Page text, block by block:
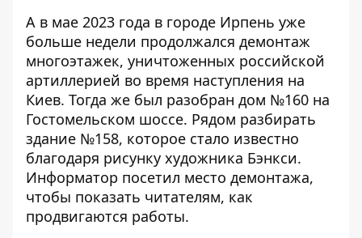
А в мае 2023 года в городе Ирпень уже
больше недели продолжался демонтаж
многоэтажек, уничтоженных российской
артиллерией во время наступления на
Киев. Тогда же был разобран дом №160 на
Гостомельском шоссе. Рядом разбирать
здание №158, которое стало известно
благодаря рисунку художника Бэнкси.
Информатор посетил место демонтажа,
чтобы показать читателям, как
продвигаются работы.